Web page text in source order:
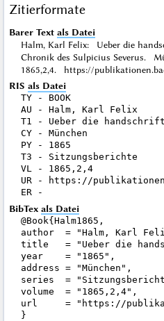
Zitierformate
Barer Text als Datei
Halm, Karl Felix: Ueber die
Chronik des Sulpicius Severus.
1865,2,4. https://
RIS als Datei
TY - BOOK
AU - Halm, Karl Felix
T1 - Ueber die
CY - München
PY - 1865
T3 - Sitzungsberichte
VL - 1865,2,4
UR - https://
BibTex als Datei
@Book{Halm1865,
author  = "Halm, Karl
title   = "Ueber die
year    = "1865",
address = "München",
series  =
volume  = "1865,2,4",
url     = "https://